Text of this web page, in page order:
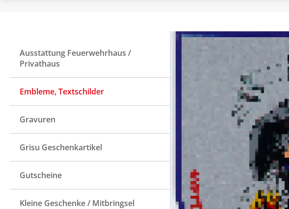
Ausstattung Feuerwehrhaus /
Privathaus
Embleme, Textschilder
Gravuren
Grisu Geschenkartikel
Gutscheine
Kleine Geschenke / Mitbringsel